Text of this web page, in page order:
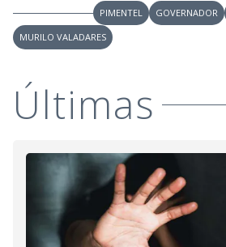
PIMENTEL GOVERNADOR
MURILO VALADARES
Últimas